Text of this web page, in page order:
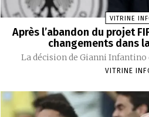
VITRINE
Après l’abandon du projet
changements dans
La décision de Gianni
VITRINE